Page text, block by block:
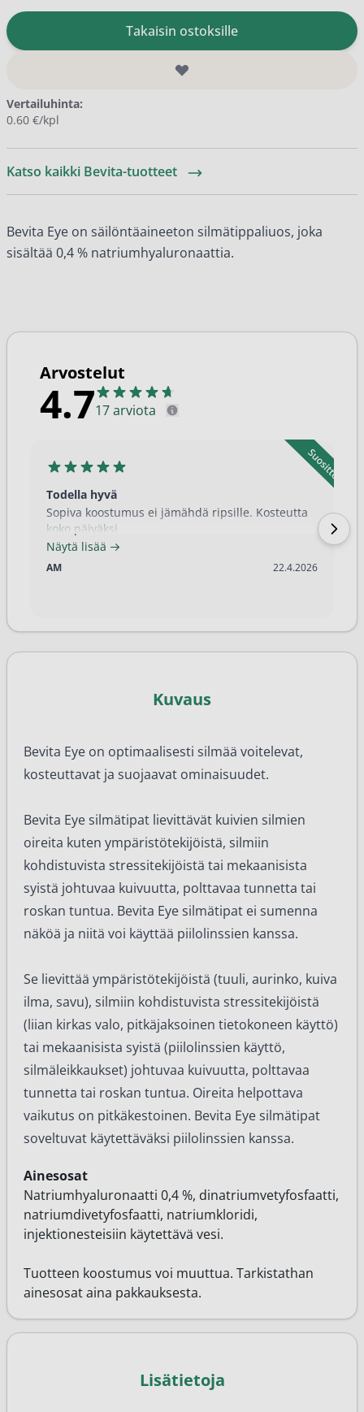
Takaisin ostoksille
Vertailuhinta:
0.60 €/kpl
Katso kaikki Bevita-tuotteet
Bevita Eye on säilöntäaineeton silmätippaliuos, joka
sisältää 0,4 % natriumhyaluronaattia.
Arvostelut
4.717 arviota
Todella hyvä
Sopiva koostumus ei jämähdä ripsille. Kosteutta
koko päiväksi
Näytä lisää
AM 22.4.2026
22.4.2026
Kuvaus
Bevita Eye on optimaalisesti silmää voitelevat,
kosteuttavat ja suojaavat ominaisuudet.
Bevita Eye silmätipat lievittävät kuivien silmien
oireita kuten ympäristötekijöistä, silmiin
kohdistuvista stressitekijöistä tai mekaanisista
syistä johtuvaa kuivuutta, polttavaa tunnetta tai
roskan tuntua. Bevita Eye silmätipat ei sumenna
näköä ja niitä voi käyttää piilolinssien kanssa.
Se lievittää ympäristötekijöistä (tuuli, aurinko, kuiva
ilma, savu), silmiin kohdistuvista stressitekijöistä
(liian kirkas valo, pitkäjaksoinen tietokoneen käyttö)
tai mekaanisista syistä (piilolinssien käyttö,
silmäleikkaukset) johtuvaa kuivuutta, polttavaa
tunnetta tai roskan tuntua. Oireita helpottava
vaikutus on pitkäkestoinen. Bevita Eye silmätipat
soveltuvat käytettäväksi piilolinssien kanssa.
Ainesosat
Natriumhyaluronaatti 0,4 %, dinatriumvetyfosfaatti,
natriumdivetyfosfaatti, natriumkloridi,
injektionesteisiin käytettävä vesi.
Tuotteen koostumus voi muuttua. Tarkistathan
ainesosat aina pakkauksesta.
Lisätietoja